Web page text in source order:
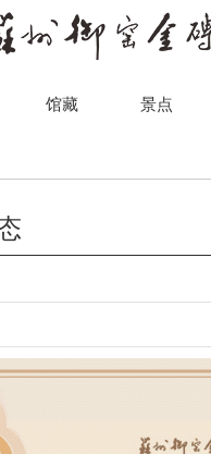
馆藏 景点